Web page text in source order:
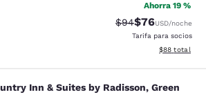
Ahorra 19 %
Tarifa tachada:
$94Tarifa
$76USD/noche
Tarifa para socios
Ver detalles
$88 total
& Suites by Radisson,
Inn & Suites by Radisson, Green